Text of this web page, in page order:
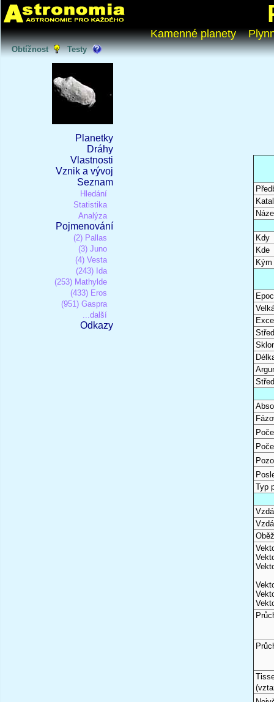
Kamenné planety
Obtížnost Testy
Planetky
Dráhy
Vlastnosti
Vznik a vývoj
Seznam
Hledání
Statistika
Analýza
Pojmenování
(2) Pallas
(3) Juno
(4) Vesta
(243) Ida
(253) Mathylde
(433) Eros
(951) Gaspra
...další
Odkazy
Kdy
Kde
Kým
Typ